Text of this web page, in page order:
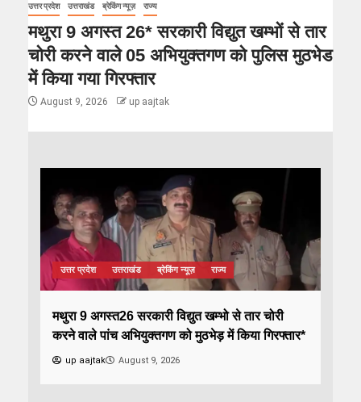
उत्तर प्रदेश उत्तराखंड ब्रेकिंग न्यूज़ राज्य
मथुरा 9 अगस्त 26* सरकारी विद्युत खम्भों से तार
चोरी करने वाले 05 अभियुक्तगण को पुलिस मुठभेड
में किया गया गिरफ्तार
August 9, 2026 up aajtak
उत्तर प्रदेश उत्तराखंड ब्रेकिंग न्यूज़ राज्य
मथुरा 9 अगस्त26 सरकारी विद्युत खम्भो से तार चोरी
करने वाले पांच अभियुक्तगण को मुठभेड़ में किया गिरफ्तार*
up aajtak August 9, 2026